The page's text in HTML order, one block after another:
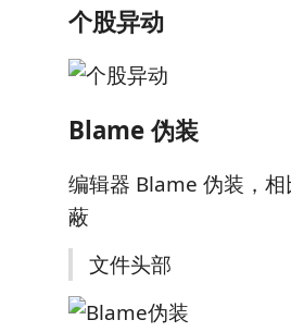
个股异动
Blame 伪装
编辑器 Blame 伪装，
蔽
文件头部